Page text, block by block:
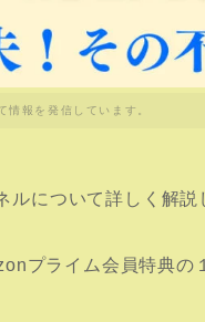
情報を発信しています。
について詳しく解説
プライム会員特典の